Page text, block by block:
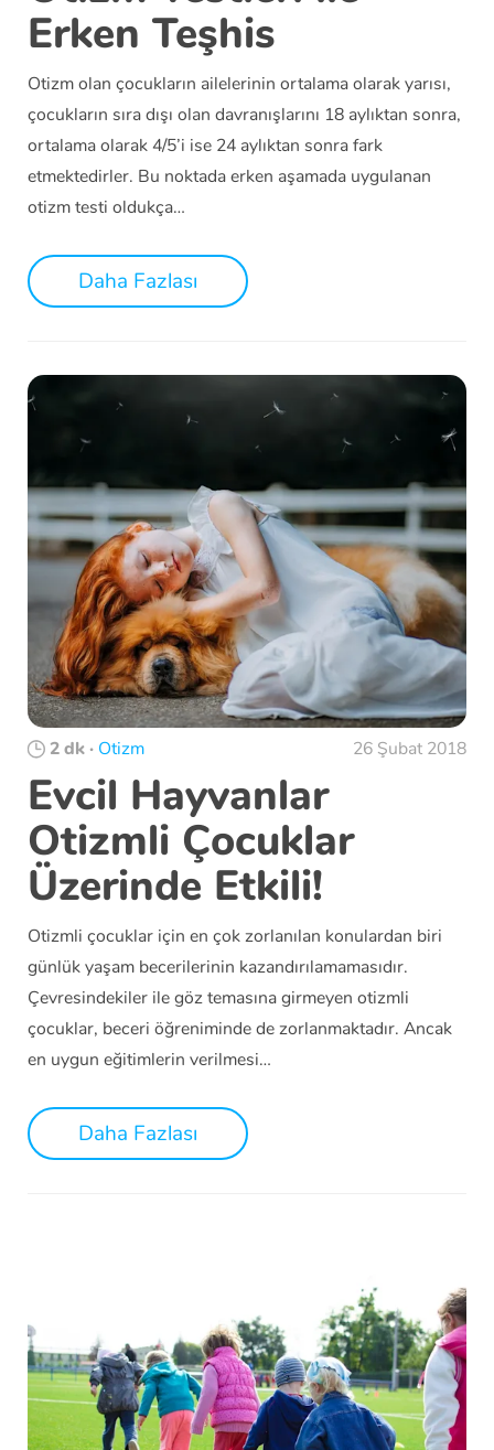
Erken Teşhis
Otizm olan çocukların ailelerinin ortalama olarak yarısı,
çocukların sıra dışı olan davranışlarını 18 aylıktan sonra,
ortalama olarak 4/5’i ise 24 aylıktan sonra fark
etmektedirler. Bu noktada erken aşamada uygulanan
otizm testi oldukça…
Daha Fazlası
2 dk · Otizm 26 Şubat 2018
Evcil Hayvanlar
Otizmli Çocuklar
Üzerinde Etkili!
Otizmli çocuklar için en çok zorlanılan konulardan biri
günlük yaşam becerilerinin kazandırılamamasıdır.
Çevresindekiler ile göz temasına girmeyen otizmli
çocuklar, beceri öğreniminde de zorlanmaktadır. Ancak
en uygun eğitimlerin verilmesi…
Daha Fazlası